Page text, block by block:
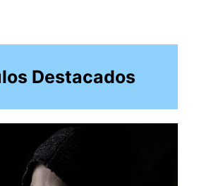
Destacados